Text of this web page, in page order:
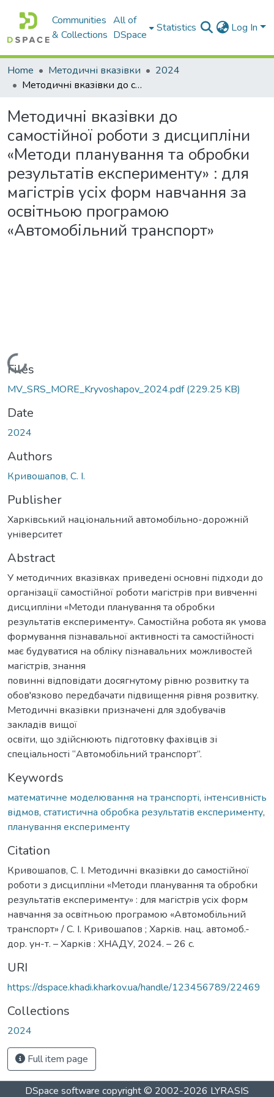
Communities
& Collections
All of
DSpace
Statistics Log In
Home Методичні вказівки
2024
Методичні вказівки до самостійної роботи з дисципліни «Методи планування та обробки результатів експерименту» : для магістрів усіх форм навчання за освітньою програмою «Автомобільний транспорт»
Методичні вказівки до
самостійної роботи з дисципліни
«Методи планування та обробки
результатів експерименту» : для
магістрів усіх форм навчання за
освітньою програмою
«Автомобільний транспорт»
Loading...
Files
MV_SRS_MORE_Kryvoshapov_2024.pdf(229.25 KB)
Date
2024
Authors
Кривошапов, С. І.
Publisher
Харківський національний автомобільно-дорожній
університет
Abstract
У методичних вказівках приведені основні підходи до
організації самостійної роботи магістрів при вивченні
дисципліни «Методи планування та обробки
результатів експерименту». Самостійна робота як умова
формування пізнавальної активності та самостійності
має будуватися на обліку пізнавальних можливостей
магістрів, знання
повинні відповідати досягнутому рівню розвитку та
обов'язково передбачати підвищення рівня розвитку.
Методичні вказівки призначені для здобувачів
закладів вищої
освіти, що здійснюють підготовку фахівців зі
спеціальності “Автомобільний транспорт”.
Keywords
математичне моделювання на транспорті, інтенсивність
відмов, статистична обробка результатів експерименту,
планування експерименту
Citation
Кривошапов, С. І. Методичні вказівки до самостійної
роботи з дисципліни «Методи планування та обробки
результатів експерименту» : для магістрів усіх форм
навчання за освітньою програмою «Автомобільний
транспорт» / С. І. Кривошапов ; Харків. нац. автомоб.-
дор. ун-т. – Харків : ХНАДУ, 2024. – 26 с.
URI
https://dspace.khadi.kharkov.ua/handle/123456789/22469
Collections
2024
Full item page
DSpace software copyright © 2002-2026 LYRASIS